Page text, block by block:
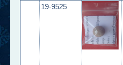
19-9525